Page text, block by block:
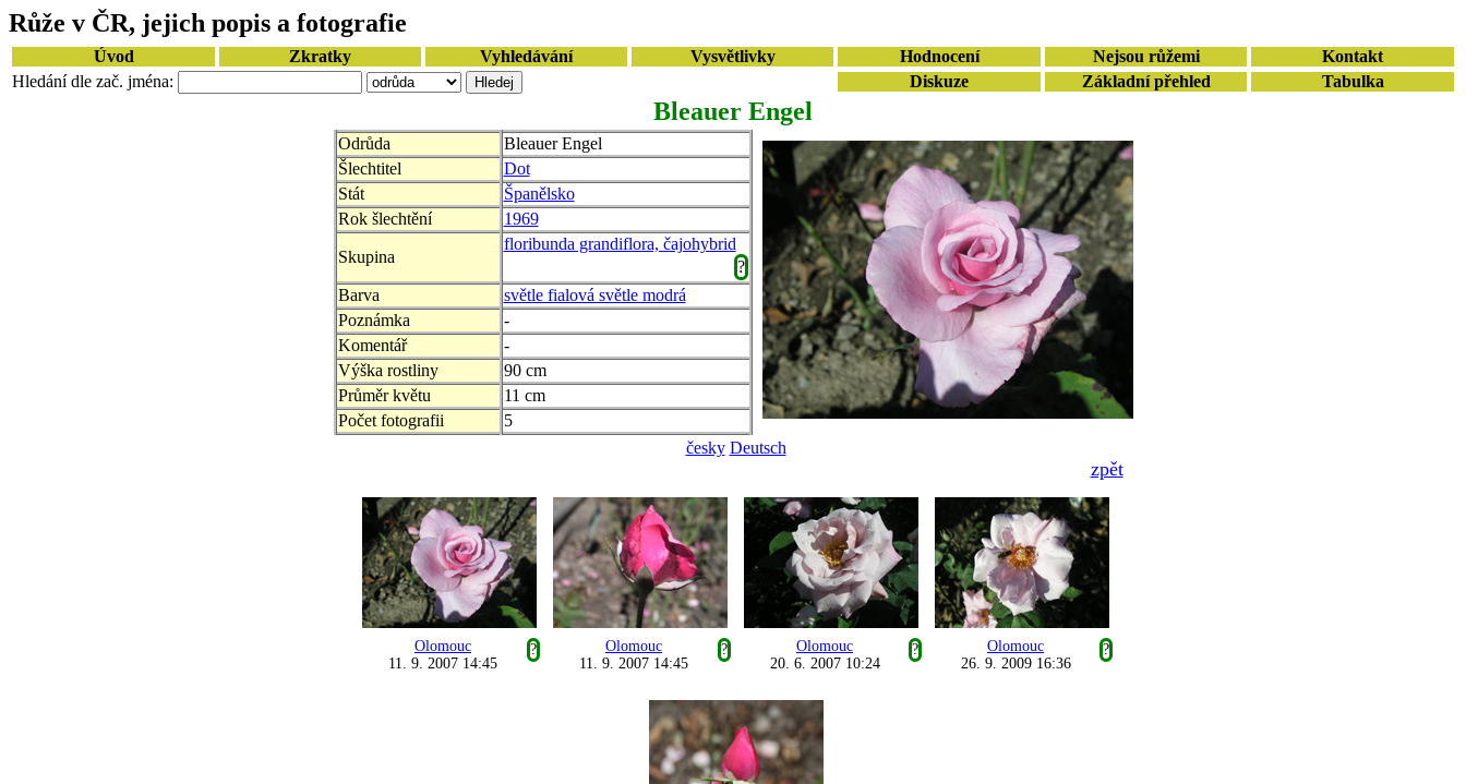
Růže v ČR, jejich popis a fotografie
Úvod Zkratky Vyhledávání Vysvětlivky Hodnocení Nejsou růžemi
Kontakt
Hledání dle zač. jména:
Diskuze Základní přehled Tabulka
Bleauer Engel
Odrůda
Bleauer Engel
Šlechtitel
Dot
Stát
Španělsko
Rok šlechtění
1969
Skupina
floribunda grandiflora, čajohybrid
?
Barva
světle fialová světle modrá
Poznámka
-
Komentář
-
Výška rostliny
90 cm
Průměr květu
11 cm
Počet fotografii
5
česky Deutsch
zpět
Olomouc
?
11. 9. 2007 14:45
Olomouc
?
11. 9. 2007 14:45
Olomouc
?
20. 6. 2007 10:24
Olomouc
?
26. 9. 2009 16:36